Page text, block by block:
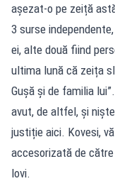
așezat-o pe zeiță
3 surse
ei, alte două fiind
ultima lună că zeița
Gușă și de familia
avut, de altfel, și
justiție aici. Kovesi,
accesorizată de
lovi.